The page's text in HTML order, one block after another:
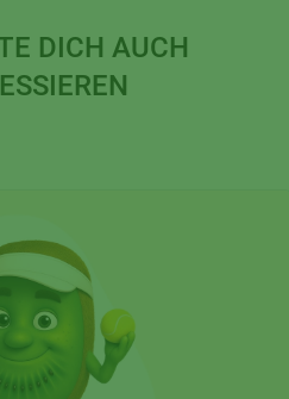
DICH AUCH